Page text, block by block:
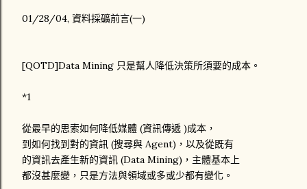
01/28/04, 資料採礦前言(一)
[QOTD]Data Mining 只是幫人降低決策所須要的成本。
*1
從最早的思索如何降低媒體 (資訊傳遞 )成本，
到如何找到對的資訊 (搜尋與 Agent)，以及從既有
的資訊去產生新的資訊 (Data Mining)，主體基本上
都沒甚麼變，只是方法與領域或多或少都有變化。